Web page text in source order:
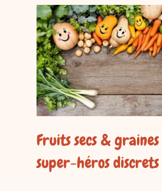
Fruits secs &
super-héros discrets